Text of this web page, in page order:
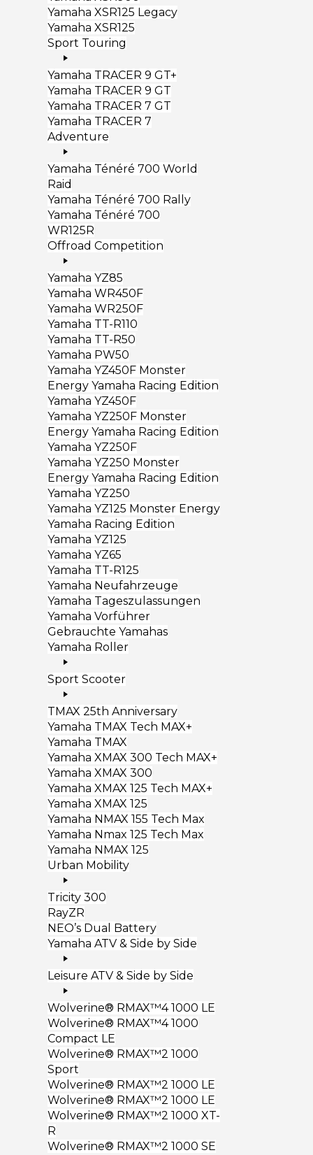
Yamaha XSR125 Legacy
Yamaha XSR125
Sport Touring
Yamaha TRACER 9 GT+
Yamaha TRACER 9 GT
Yamaha TRACER 7 GT
Yamaha TRACER 7
Adventure
Yamaha Ténéré 700 World
Raid
Yamaha Ténéré 700 Rally
Yamaha Ténéré 700
WR125R
Offroad Competition
Yamaha YZ85
Yamaha WR450F
Yamaha WR250F
Yamaha TT-R110
Yamaha TT-R50
Yamaha PW50
Yamaha YZ450F Monster
Energy Yamaha Racing Edition
Yamaha YZ450F
Yamaha YZ250F Monster
Energy Yamaha Racing Edition
Yamaha YZ250F
Yamaha YZ250 Monster
Energy Yamaha Racing Edition
Yamaha YZ250
Yamaha YZ125 Monster Energy
Yamaha Racing Edition
Yamaha YZ125
Yamaha YZ65
Yamaha TT-R125
Yamaha Neufahrzeuge
Yamaha Tageszulassungen
Yamaha Vorführer
Gebrauchte Yamahas
Yamaha Roller
Sport Scooter
TMAX 25th Anniversary
Yamaha TMAX Tech MAX+
Yamaha TMAX
Yamaha XMAX 300 Tech MAX+
Yamaha XMAX 300
Yamaha XMAX 125 Tech MAX+
Yamaha XMAX 125
Yamaha NMAX 155 Tech Max
Yamaha Nmax 125 Tech Max
Yamaha NMAX 125
Urban Mobility
Tricity 300
RayZR
NEO’s Dual Battery
Yamaha ATV & Side by Side
Leisure ATV & Side by Side
Wolverine® RMAX™4 1000 LE
Wolverine® RMAX™4 1000
Compact LE
Wolverine® RMAX™2 1000
Sport
Wolverine® RMAX™2 1000 LE
Wolverine® RMAX™2 1000 LE
Wolverine® RMAX™2 1000 XT-
R
Wolverine® RMAX™2 1000 SE